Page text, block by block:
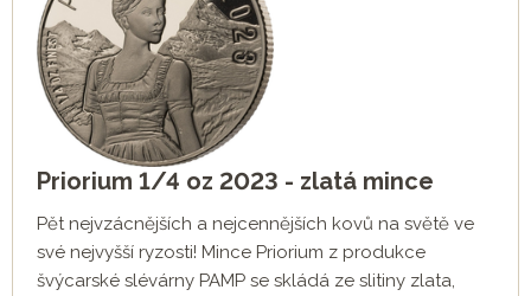
Priorium 1/4 oz 2023 - zlatá mince
Pět nejvzácnějších a nejcennějších kovů na světě ve
své nejvyšší ryzosti! Mince Priorium z produkce
švýcarské slévárny PAMP se skládá ze slitiny zlata,